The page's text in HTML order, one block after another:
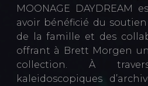
MOONAGE DAYDREAM
avoir bénéficié du
de la famille et des
offrant à Brett Morgen
collection. À
kaleidoscopiques